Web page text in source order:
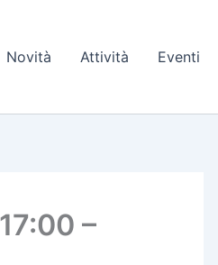
Novità Attività Eventi
–